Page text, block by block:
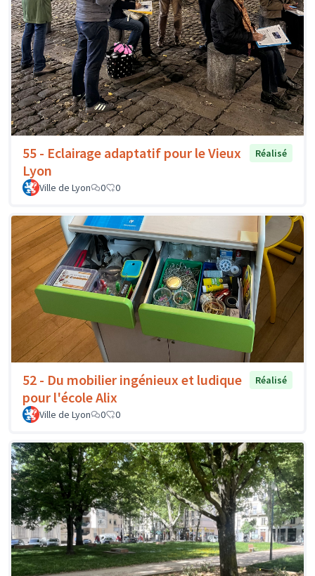
55 - Eclairage adaptatif pour le Vieux
Lyon
Réalisé
Ville de Lyon 0 0
52 - Du mobilier ingénieux et ludique
pour l'école Alix
Réalisé
Ville de Lyon 0 0